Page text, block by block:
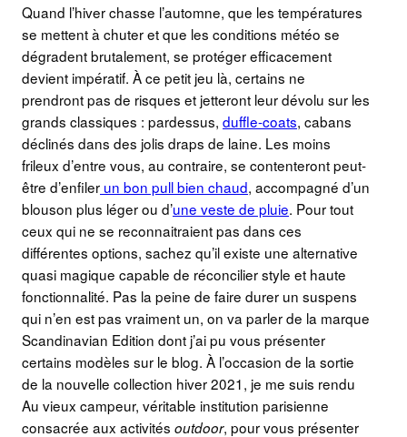
Quand l’hiver chasse l’automne, que les températures
se mettent à chuter et que les conditions météo se
dégradent brutalement, se protéger efficacement
devient impératif. À ce petit jeu là, certains ne
prendront pas de risques et jetteront leur dévolu sur les
grands classiques : pardessus, duffle-coats, cabans
déclinés dans des jolis draps de laine. Les moins
frileux d’entre vous, au contraire, se contenteront peut-
être d’enfiler un bon pull bien chaud, accompagné d’un
blouson plus léger ou d’une veste de pluie. Pour tout
ceux qui ne se reconnaitraient pas dans ces
différentes options, sachez qu’il existe une alternative
quasi magique capable de réconcilier style et haute
fonctionnalité. Pas la peine de faire durer un suspens
qui n’en est pas vraiment un, on va parler de la marque
Scandinavian Edition dont j’ai pu vous présenter
certains modèles sur le blog. À l’occasion de la sortie
de la nouvelle collection hiver 2021, je me suis rendu
Au vieux campeur, véritable institution parisienne
consacrée aux activités outdoor, pour vous présenter